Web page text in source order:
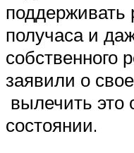
поддерживать
получаса и
собственного
заявили о
вылечить это
состоянии.